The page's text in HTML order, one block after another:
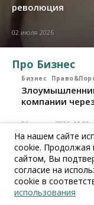
революция
02 июля 2026
Про Бизнес
Бизнес
компании
06 августа 2026, 11:00
Бизнес ПроБизнес
цифровые
28 июля 2026, 11:00
На нашем сайте
cookie. Продолжая
сайтом, Вы
согласие на
cookie в
использования